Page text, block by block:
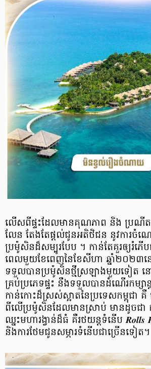
លើសពីផ្ទះដែលមានគុណភាព និង ប្រណីត
លែន តែងតែផ្តល់ជូនអតិថិជន នូវការចំ
ប្រម៉ូសិនដ៏សម្បូរបែប ។ កាន់តែគួរឲ្យរំភើ
ពេលមួយខែពេញនៃខែសីហា ឆ្នាំ២០២៣
ទទួលបានប្រម៉ូសិនថ្មីស្រឡាងមួយទៀត ន
គ្រប់ប្រភេទផ្ទះ នឹងទទួលបានដំណើរកម្សា
កាន់កោះដ៏ស្រស់ស្អាតនៃប្រទេសកម្ពុជា គឺ
ពីលើប្រម៉ូសិនដែលមានស្រាប់ មានដូចជា
ឈ្នះមហារង្វាន់ដ៏ធំ គឺរថយន្តទំនើប 𝑹𝒐𝒍𝒍𝒔
និងការថែមជូនសម្ភារទំនើបជាច្រើនទៀត។